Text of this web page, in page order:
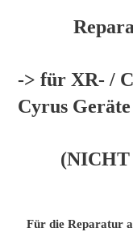
-> für XR- /
Cyrus Geräte
(NICHT
Für die Reparatur